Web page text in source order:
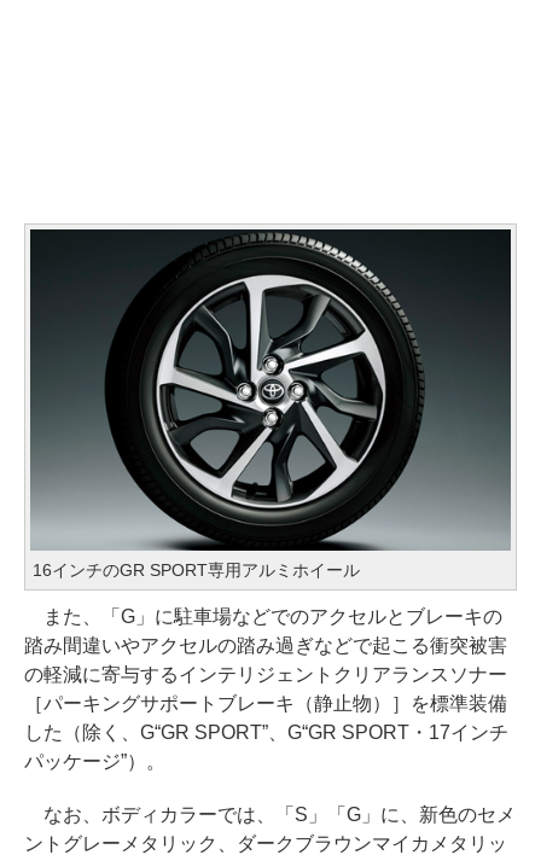
16インチのGR SPORT専用アルミホイール
また、「G」に駐車場などでのアクセルとブレーキの
踏み間違いやアクセルの踏み過ぎなどで起こる衝突被害
の軽減に寄与するインテリジェントクリアランスソナー
［パーキングサポートブレーキ（静止物）］を標準装備
した（除く、G“GR SPORT”、G“GR SPORT・17インチ
パッケージ”）。
なお、ボディカラーでは、「S」「G」に、新色のセメ
ントグレーメタリック、ダークブラウンマイカメタリッ